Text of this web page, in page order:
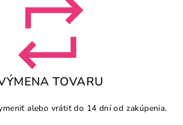
TOVARU
alebo vrátiť do 14 dní od zakúpenia.